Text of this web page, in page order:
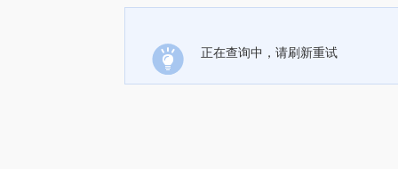
正在查询中，请刷新重试